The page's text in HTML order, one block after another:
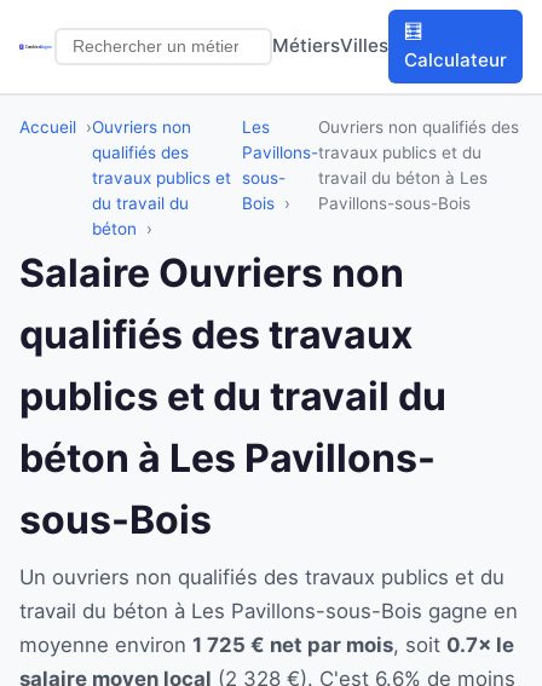
MétiersVilles
🧮
Calculateur
Accueil
Ouvriers non
qualifiés des
travaux publics et
du travail du
béton
Les
Pavillons-
sous-
Bois
Ouvriers non qualifiés des
travaux publics et du
travail du béton à Les
Pavillons-sous-Bois
Salaire Ouvriers non
qualifiés des travaux
publics et du travail du
béton à Les Pavillons-
sous-Bois
Un ouvriers non qualifiés des travaux publics et du
travail du béton à Les Pavillons-sous-Bois gagne en
moyenne environ 1 725 € net par mois, soit 0.7× le
salaire moyen local (2 328 €). C'est 6.6% de moins